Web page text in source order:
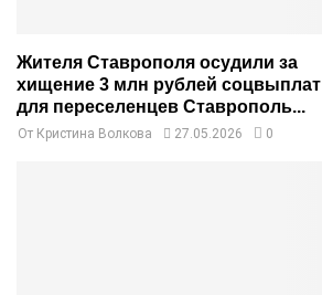
Жителя Ставрополя осудили за
хищение 3 млн рублей соцвыплат
для переселенцев Ставрополь...
От Кристина Волкова 27.05.2026 0